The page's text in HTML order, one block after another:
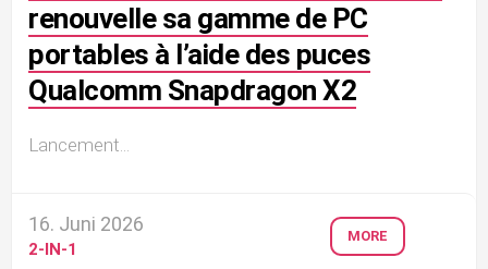
renouvelle sa gamme de PC
portables à l’aide des puces
Qualcomm Snapdragon X2
Lancement...
16. Juni 2026
2-IN-1
MORE